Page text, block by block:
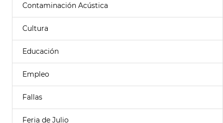
Contaminación Acústica
Cultura
Educación
Empleo
Fallas
Feria de Julio